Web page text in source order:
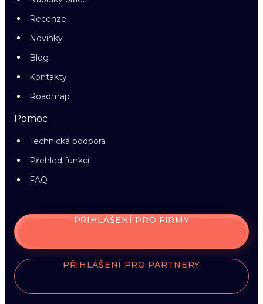
Recenze
Novinky
Blog
Kontakty
Roadmap
Pomoc
Technická podpora
Přehled funkcí
FAQ
PŘIHLÁŠENÍ PRO FIRMY
PŘIHLÁŠENÍ PRO PARTNERY